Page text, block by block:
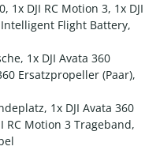
1x DJI RC Motion 3, 1x DJI
Intelligent Flight Battery,
1x DJI Avata 360
Ersatzpropeller (Paar),
1x DJI Avata 360
RC Motion 3 Trageband,